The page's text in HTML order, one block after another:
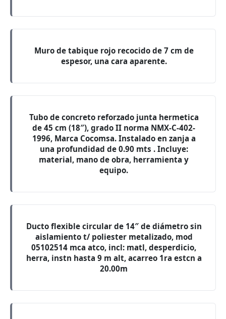
Muro de tabique rojo recocido de 7 cm de
espesor, una cara aparente.
Tubo de concreto reforzado junta hermetica
de 45 cm (18″), grado II norma NMX-C-402-
1996, Marca Cocomsa. Instalado en zanja a
una profundidad de 0.90 mts . Incluye:
material, mano de obra, herramienta y
equipo.
Ducto flexible circular de 14″ de diámetro sin
aislamiento t/ poliester metalizado, mod
05102514 mca atco, incl: matl, desperdicio,
herra, instn hasta 9 m alt, acarreo 1ra estcn a
20.00m